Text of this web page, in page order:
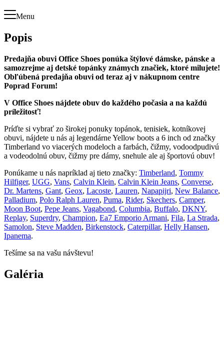
Menu
Popis
Predajňa obuvi Office Shoes ponúka štýlové dámske, pánske a
samozrejme aj detské topánky známych značiek, ktoré milujete!
Obľúbená predajňa obuvi od teraz aj v nákupnom centre
Poprad Forum!
V Office Shoes nájdete obuv do každého počasia a na každú
príležitosť!
Príďte si vybrať zo širokej ponuky topánok, tenisiek, kotníkovej
obuvi, nájdete u nás aj legendárne Yellow boots a 6 inch od značky
Timberland vo viacerých modeloch a farbách, čižmy, vodoodpudivú
a vodeodolnú obuv, čižmy pre dámy, snehule ale aj športovú obuv!
Ponúkame u nás napríklad aj tieto značky: Timberland, Tommy
Hilfiger, UGG, Vans, Calvin Klein, Calvin Klein Jeans, Converse,
Dr. Martens, Gant, Geox, Lacoste, Lauren, Napapijri, New Balance,
Palladium, Polo Ralph Lauren, Puma, Rider, Skechers, Camper,
Moon Boot, Pepe Jeans, Vagabond, Columbia, Buffalo, DKNY,
Replay, Superdry, Champion, Ea7 Emporio Armani, Fila, La Strada,
Samolon, Steve Madden, Birkenstock, Caterpillar, Helly Hansen,
Ipanema.
Tešíme sa na vašu návštevu!
Galéria